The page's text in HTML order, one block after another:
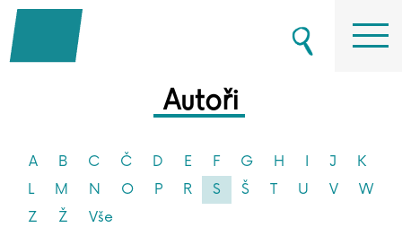
Autoři
A B C Č D E F G H I J
K
L
M N O P R S Š T U V
W
Z
Ž Vše